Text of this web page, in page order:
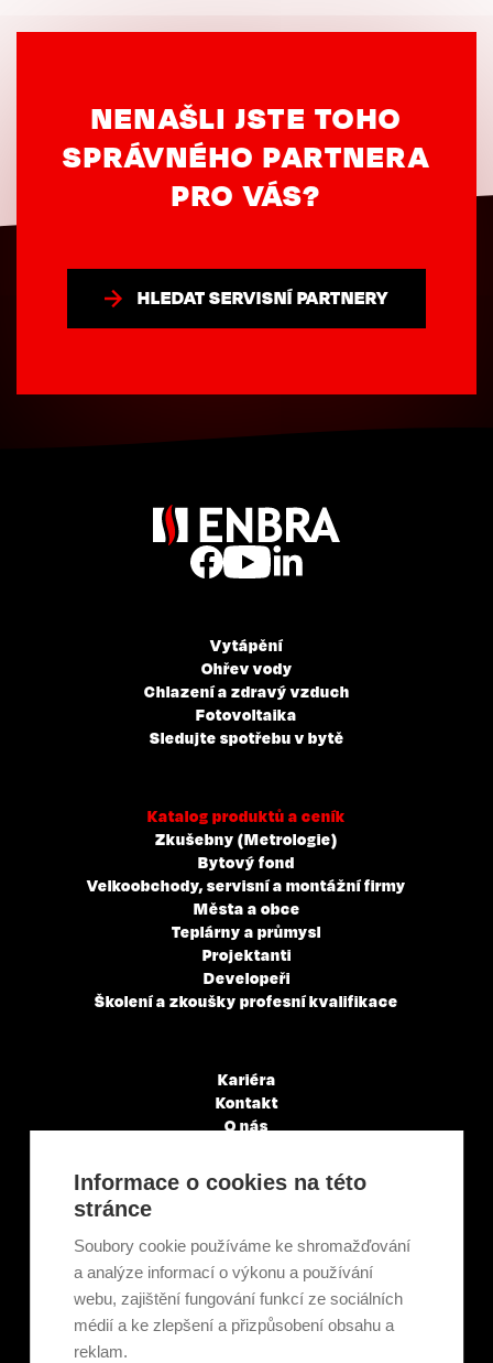
NENAŠLI JSTE TOHO
SPRÁVNÉHO PARTNERA
PRO VÁS?
HLEDAT SERVISNÍ PARTNERY
Vytápění
Ohřev vody
Chlazení a zdravý vzduch
Fotovoltaika
Sledujte spotřebu v bytě
Katalog produktů a ceník
Zkušebny (Metrologie)
Bytový fond
Velkoobchody, servisní a montážní firmy
Města a obce
Teplárny a průmysl
Projektanti
Developeři
Školení a zkoušky profesní kvalifikace
Kariéra
Kontakt
O nás
Články a novinky
GDPR & Cookies
Ekologická recyklace
Projekty EU
Intranet - Přihlášení
Přihlášení
Informace o cookies na této
stránce
Soubory cookie používáme ke shromažďování
a analýze informací o výkonu a používání
webu, zajištění fungování funkcí ze sociálních
médií a ke zlepšení a přizpůsobení obsahu a
reklam.